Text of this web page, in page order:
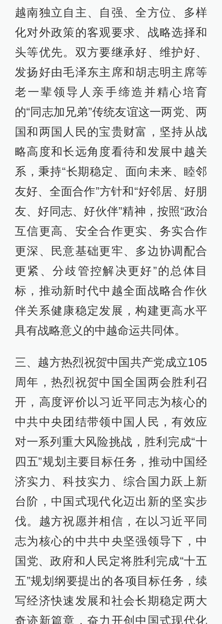
越南独立自主、自强、全方位、多样
化对外政策的客观要求、战略选择和
头等优先。双方要继承好、维护好、
发扬好由毛泽东主席和胡志明主席等
老一辈领导人亲手缔造并精心培育
的“同志加兄弟”传统友谊这一两党、两
国和两国人民的宝贵财富，坚持从战
略高度和长远角度看待和发展中越关
系，秉持“长期稳定、面向未来、睦邻
友好、全面合作”方针和“好邻居、好朋
友、好同志、好伙伴”精神，按照“政治
互信更高、安全合作更实、务实合作
更深、民意基础更牢、多边协调配合
更紧、分歧管控解决更好”的总体目
标，推动新时代中越全面战略合作伙
伴关系健康稳定发展，构建更高水平
具有战略意义的中越命运共同体。
三、越方热烈祝贺中国共产党成立105
周年，热烈祝贺中国全国两会胜利召
开，高度评价以习近平同志为核心的
中共中央团结带领中国人民，有效应
对一系列重大风险挑战，胜利完成“十
四五”规划主要目标任务，推动中国经
济实力、科技实力、综合国力跃上新
台阶，中国式现代化迈出新的坚实步
伐。越方祝愿并相信，在以习近平同
志为核心的中共中央坚强领导下，中
国党、政府和人民定将胜利完成“十五
五”规划纲要提出的各项目标任务，续
写经济快速发展和社会长期稳定两大
奇迹新篇章，奋力开创中国式现代化